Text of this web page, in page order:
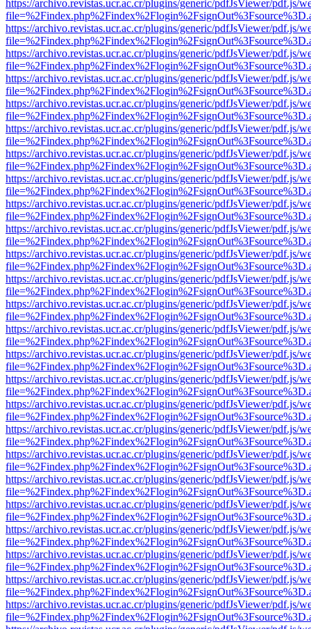
https://archivo.revistas.ucr.ac.cr/plugins/generic/pdfJsViewer/pdf.js/
https://archivo.revistas.ucr.ac.cr/plugins/generic/pdfJsViewer/pdf.js/
https://archivo.revistas.ucr.ac.cr/plugins/generic/pdfJsViewer/pdf.js/
https://archivo.revistas.ucr.ac.cr/plugins/generic/pdfJsViewer/pdf.js/
https://archivo.revistas.ucr.ac.cr/plugins/generic/pdfJsViewer/pdf.js/
https://archivo.revistas.ucr.ac.cr/plugins/generic/pdfJsViewer/pdf.js/
https://archivo.revistas.ucr.ac.cr/plugins/generic/pdfJsViewer/pdf.js/
https://archivo.revistas.ucr.ac.cr/plugins/generic/pdfJsViewer/pdf.js/
https://archivo.revistas.ucr.ac.cr/plugins/generic/pdfJsViewer/pdf.js/
https://archivo.revistas.ucr.ac.cr/plugins/generic/pdfJsViewer/pdf.js/
https://archivo.revistas.ucr.ac.cr/plugins/generic/pdfJsViewer/pdf.js/
https://archivo.revistas.ucr.ac.cr/plugins/generic/pdfJsViewer/pdf.js/
https://archivo.revistas.ucr.ac.cr/plugins/generic/pdfJsViewer/pdf.js/
https://archivo.revistas.ucr.ac.cr/plugins/generic/pdfJsViewer/pdf.js/
https://archivo.revistas.ucr.ac.cr/plugins/generic/pdfJsViewer/pdf.js/
https://archivo.revistas.ucr.ac.cr/plugins/generic/pdfJsViewer/pdf.js/
https://archivo.revistas.ucr.ac.cr/plugins/generic/pdfJsViewer/pdf.js/
https://archivo.revistas.ucr.ac.cr/plugins/generic/pdfJsViewer/pdf.js/
https://archivo.revistas.ucr.ac.cr/plugins/generic/pdfJsViewer/pdf.js/
https://archivo.revistas.ucr.ac.cr/plugins/generic/pdfJsViewer/pdf.js/
https://archivo.revistas.ucr.ac.cr/plugins/generic/pdfJsViewer/pdf.js/
https://archivo.revistas.ucr.ac.cr/plugins/generic/pdfJsViewer/pdf.js/
https://archivo.revistas.ucr.ac.cr/plugins/generic/pdfJsViewer/pdf.js/
https://archivo.revistas.ucr.ac.cr/plugins/generic/pdfJsViewer/pdf.js/
https://archivo.revistas.ucr.ac.cr/plugins/generic/pdfJsViewer/pdf.js/